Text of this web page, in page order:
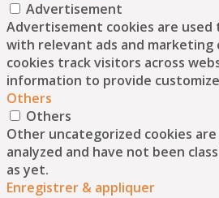
Advertisement
Advertisement cookies are
with relevant ads and marketing
cookies track visitors across
information to provide
Others
Others
Other uncategorized cookies
analyzed and have not been
as yet.
Enregistrer & appliquer